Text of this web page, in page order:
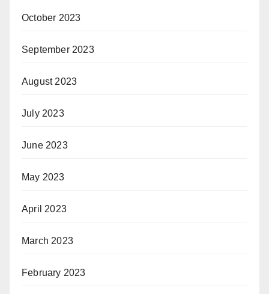
October 2023
September 2023
August 2023
July 2023
June 2023
May 2023
April 2023
March 2023
February 2023